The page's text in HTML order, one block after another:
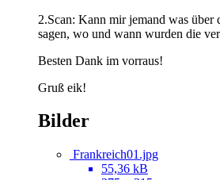
2.Scan: Kann mir jemand was über
sagen, wo und wann wurden die
Besten Dank im vorraus!
Gruß eik!
Bilder
Frankreich01.jpg
55,36 kB